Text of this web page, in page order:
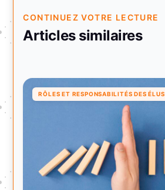
CONTINUEZ VOTRE LECTURE
Articles similaires
RÔLES ET RESPONSABILITÉS DES ÉLUS